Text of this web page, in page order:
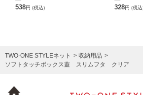
538円 (税込) 328円 (税込
TWO-ONE STYLEネット
収納用品
ソフトタッチボックス蓋 スリムフタ クリア